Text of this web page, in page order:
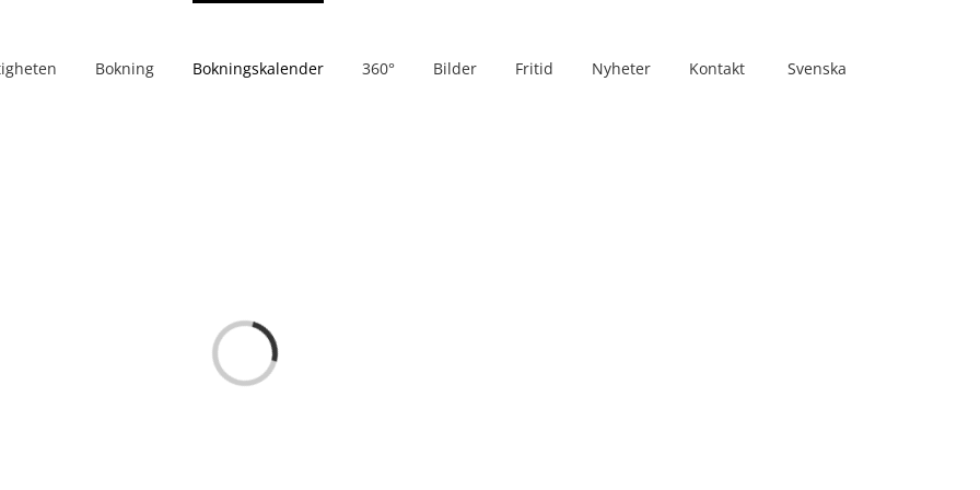
Bokning Bokningskalender 360° Bilder Fritid Nyheter Kontakt Svenska
Loading...